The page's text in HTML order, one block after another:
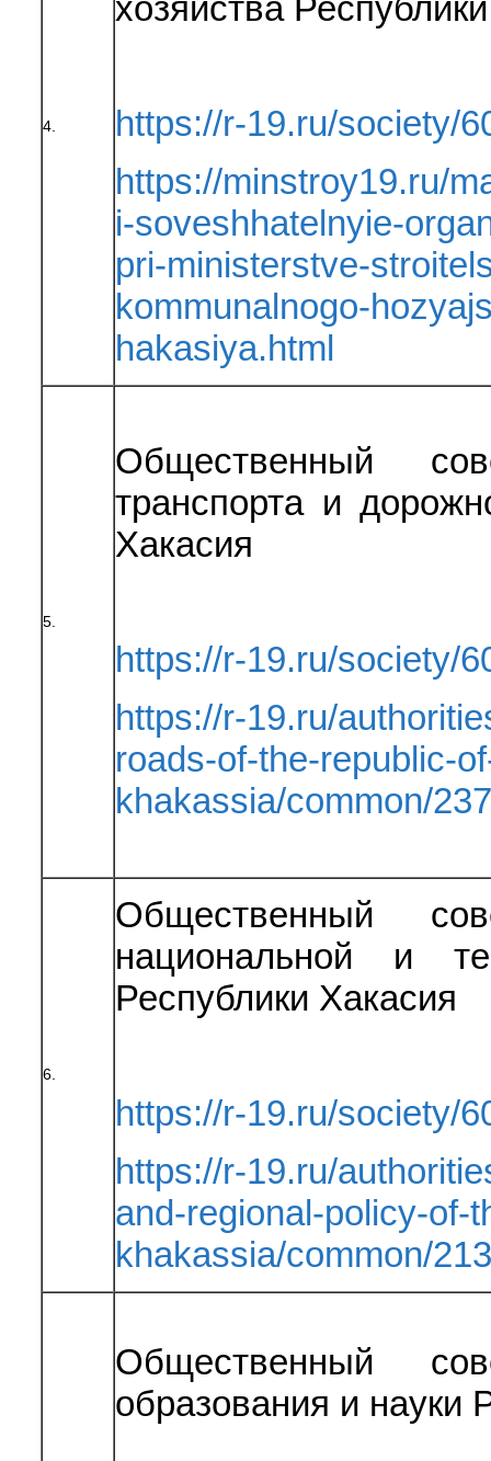
4.
хозяйства
https://r-19.ru/society/
https://minstroy19.ru/
i-soveshhatelnyie-
pri-ministerstve-
kommunalnogo-
hakasiya.html
5.
Общественный
транспорта и
Хакасия
https://r-19.ru/society/
https://r-19.ru/
roads-of-the-republic-
khakassia/common/
6.
Общественный
национальной и
Республики Хакасия
https://r-19.ru/society/
https://r-19.ru/
and-regional-policy-of-
khakassia/common/
Общественный
образования и науки